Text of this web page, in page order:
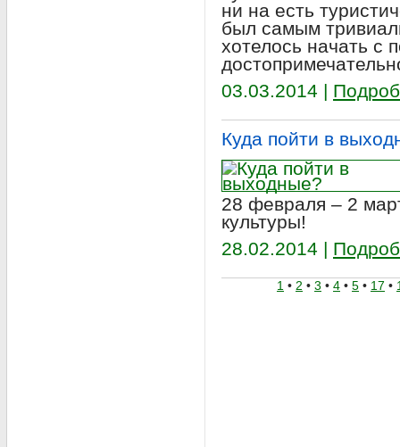
ни на есть
был самым
хотелось начать с
03.03.2014 |
Куда пойти в
28 февраля – 2
культуры!
28.02.2014 |
1 • 2 • 3 • 4 • 5 • 17 •